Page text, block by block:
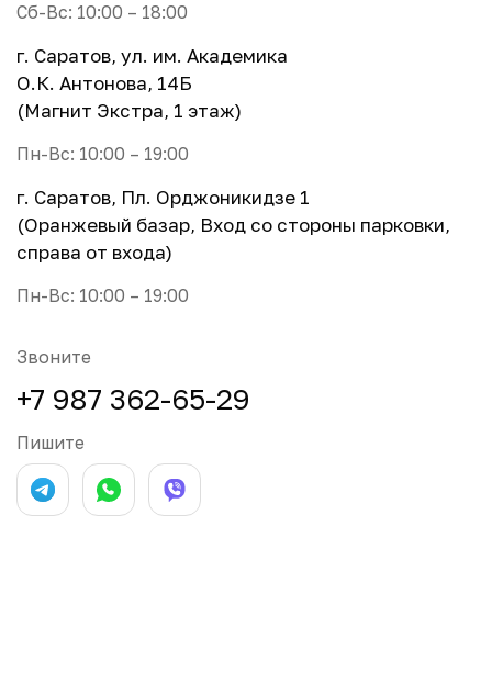
Сб-Вс: 10:00 – 18:00
г. Саратов, ул. им. Академика
О.К. Антонова, 14Б
(Магнит Экстра, 1 этаж)
Пн-Вс: 10:00 – 19:00
г. Саратов, Пл. Орджоникидзе 1
(Оранжевый базар, Вход со стороны парковки,
справа от входа)
Пн-Вс: 10:00 – 19:00
Звоните
+7 987 362-65-29
Пишите